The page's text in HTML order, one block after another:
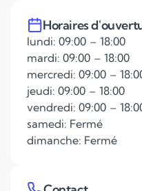
Horaires
lundi: 09:00 – 18:00
mardi: 09:00 – 18:00
mercredi: 09:00 –
jeudi: 09:00 – 18:00
vendredi: 09:00 –
samedi: Fermé
dimanche: Fermé